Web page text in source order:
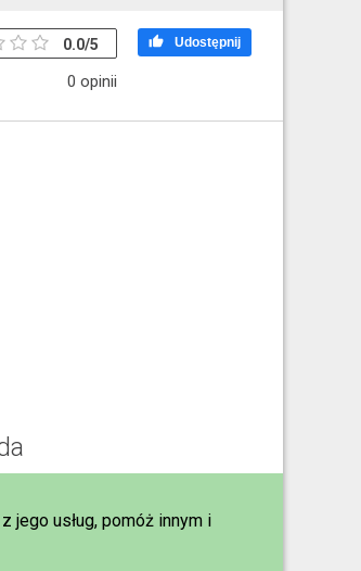
0.0/5
0 opinii
 Udostępnij
jego usług, pomóż innym i